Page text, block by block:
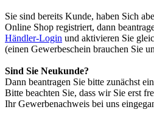
Sie sind bereits Kunde, haben Sich
Online Shop registriert, dann
Händler-Login und aktivieren Sie
(einen Gewerbeschein brauchen Sie
Sind Sie Neukunde?
Dann beantragen Sie bitte zunächst
Bitte beachten Sie, dass wir Sie erst
Ihr Gewerbenachweis bei uns